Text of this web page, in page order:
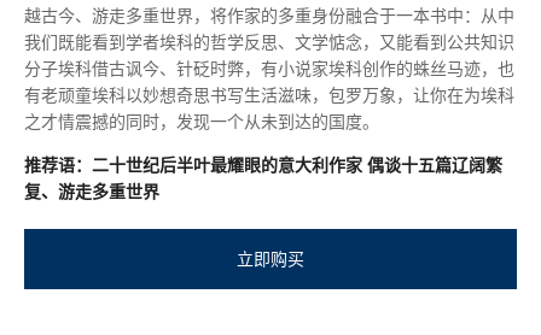
越古今、游走多重世界，将作家的多重身份融合于一本书中：从中
我们既能看到学者埃科的哲学反思、文学惦念，又能看到公共知识
分子埃科借古讽今、针砭时弊，有小说家埃科创作的蛛丝马迹，也
有老顽童埃科以妙想奇思书写生活滋味，包罗万象，让你在为埃科
之才情震撼的同时，发现一个从未到达的国度。
推荐语：二十世纪后半叶最耀眼的意大利作家 偶谈十五篇辽阔繁
复、游走多重世界
立即购买